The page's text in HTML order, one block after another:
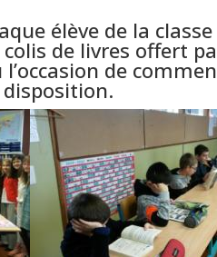
élève de la
de livres offert
de